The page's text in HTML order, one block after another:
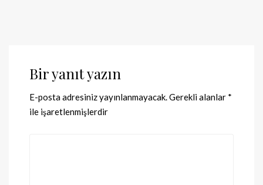
Bir yanıt yazın
E-posta adresiniz yayınlanmayacak.Gerekli alanlar *
ile işaretlenmişlerdir